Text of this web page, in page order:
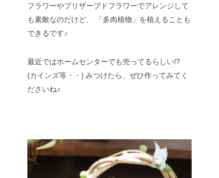
フラワーやプリザーブドフラワーでアレンジして
も素敵なのだけど、
「多肉植物」を植えることも
できるです♪
最近ではホームセンターでも売ってるらしい!?
(カインズ等・・) みつけたら、ぜひ作ってみてく
ださいね♪